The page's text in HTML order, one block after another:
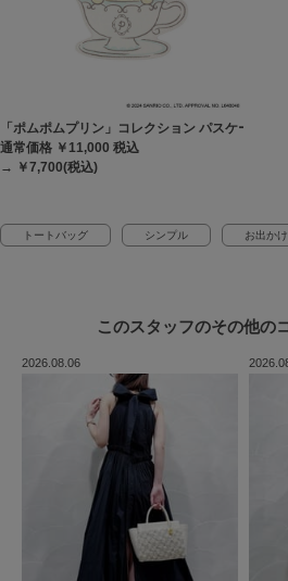
「ポムポムプリン」コレクション パスケース
通常価格 ￥11,000 税込
→ ￥7,700(税込)
トートバッグ シンプル お出かけ
このスタッフのその他の
2026.08.06